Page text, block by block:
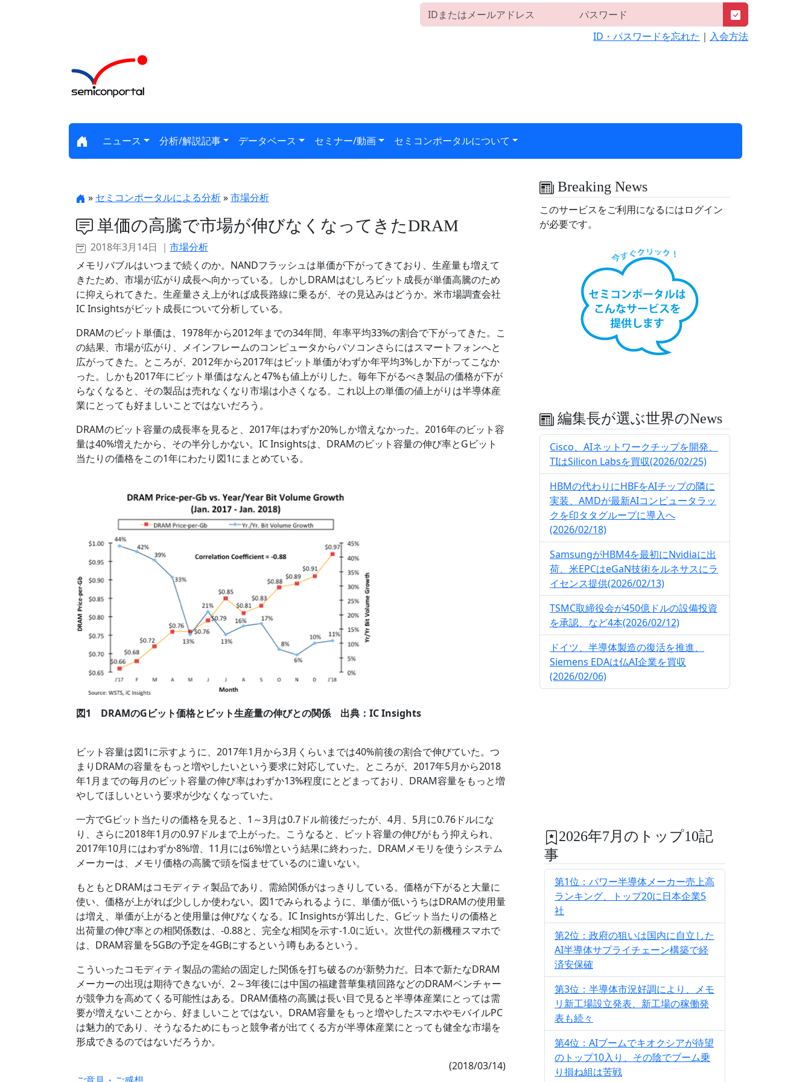
ID・パスワードを忘れた ｜ 入会方法
ニュース 分析/解説記事 データベース セミナー/動画 セミコンポータルについて
» セミコンポータルによる分析»市場分析
単価の高騰で市場が伸びなくなってきたDRAM
2018年3月14日 ｜ 市場分析
メモリバブルはいつまで続くのか。NANDフラッシュは単価が下がってきており、生産量も増えて
きたため、市場が広がり成長へ向かっている。しかしDRAMはむしろビット成長が単価高騰のため
に抑えられてきた。生産量さえ上がれば成長路線に乗るが、その見込みはどうか。米市場調査会社
IC Insightsがビット成長について分析している。
DRAMのビット単価は、1978年から2012年までの34年間、年率平均33%の割合で下がってきた。こ
の結果、市場が広がり、メインフレームのコンピュータからパソコンさらにはスマートフォンへと
広がってきた。ところが、2012年から2017年はビット単価がわずか年平均3%しか下がってこなか
った。しかも2017年にビット単価はなんと47%も値上がりした。毎年下がるべき製品の価格が下が
らなくなると、その製品は売れなくなり市場は小さくなる。これ以上の単価の値上がりは半導体産
業にとっても好ましいことではないだろう。
DRAMのビット容量の成長率を見ると、2017年はわずか20%しか増えなかった。2016年のビット容
量は40%増えたから、その半分しかない。IC Insightsは、DRAMのビット容量の伸び率とGビット
当たりの価格をこの1年にわたり図1にまとめている。
図1 DRAMのGビット価格とビット生産量の伸びとの関係 出典：IC Insights
ビット容量は図1に示すように、2017年1月から3月くらいまでは40%前後の割合で伸びていた。つ
まりDRAMの容量をもっと増やしたいという要求に対応していた。ところが、2017年5月から2018
年1月までの毎月のビット容量の伸び率はわずか13%程度にとどまっており、DRAM容量をもっと増
やしてほしいという要求が少なくなっていた。
一方でGビット当たりの価格を見ると、1～3月は0.7ドル前後だったが、4月、5月に0.76ドルにな
り、さらに2018年1月の0.97ドルまで上がった。こうなると、ビット容量の伸びがもう抑えられ、
2017年10月にはわずか8%増、11月には6%増という結果に終わった。DRAMメモリを使うシステム
メーカーは、メモリ価格の高騰で頭を悩ませているのに違いない。
もともとDRAMはコモディティ製品であり、需給関係がはっきりしている。価格が下がると大量に
使い、価格が上がれば少ししか使わない。図1でみられるように、単価が低いうちはDRAMの使用量
は増え、単価が上がると使用量は伸びなくなる。IC Insightsが算出した、Gビット当たりの価格と
出荷量の伸び率との相関係数は、-0.88と、完全な相関を示す-1.0に近い。次世代の新機種スマホで
は、DRAM容量を5GBの予定を4GBにするという噂もあるという。
こういったコモディティ製品の需給の固定した関係を打ち破るのが新勢力だ。日本で新たなDRAM
メーカーの出現は期待できないが、2～3年後には中国の福建普華集積回路などのDRAMベンチャー
が競争力を高めてくる可能性はある。DRAM価格の高騰は長い目で見ると半導体産業にとっては需
要が増えないことから、好ましいことではない。DRAM容量をもっと増やしたスマホやモバイルPC
は魅力的であり、そうなるためにもっと競争者が出てくる方が半導体産業にとっても健全な市場を
形成できるのではないだろうか。
(2018/03/14)
Breaking News
このサービスをご利用になるにはログイン
が必要です。
編集長が選ぶ世界のNews
Cisco、AIネットワークチップを開発、
TIはSilicon Labsを買収(2026/02/25)
HBMの代わりにHBFをAIチップの隣に
実装、AMDが最新AIコンピュータラッ
クを印タタグループに導入へ
(2026/02/18)
SamsungがHBM4を最初にNvidiaに出
荷、米EPCはeGaN技術をルネサスにラ
イセンス提供(2026/02/13)
TSMC取締役会が450億ドルの設備投資
を承認、など4本(2026/02/12)
ドイツ、半導体製造の復活を推進、
Siemens EDAは仏AI企業を買収
(2026/02/06)
2026年7月のトップ10記
事
第1位：パワー半導体メーカー売上高
ランキング、トップ20に日本企業5
社
第2位：政府の狙いは国内に自立した
AI半導体サプライチェーン構築で経
済安保確
第3位：半導体市況好調により、メモ
リ新工場設立発表、新工場の稼働発
表も続々
第4位：AIブームでキオクシアが待望
のトップ10入り、その陰でブーム乗
り損ね組は苦戦